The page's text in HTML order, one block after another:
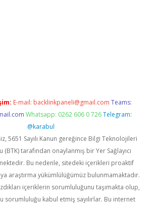
E-mail: backlinkpaneli@gmail.com Teams:
Whatsapp: 0262 606 0 726 Telegram:
@karabul
5651 Sayılı Kanun gereğince Bilgi Teknolojileri
tarafından onaylanmış bir Yer Sağlayıcı
Bu nedenle, sitedeki içerikleri proaktif
araştırma yükümlülüğümüz bulunmamaktadır.
içeriklerin sorumluluğunu taşımakta olup,
sorumluluğu kabul etmiş sayılırlar. Bu internet